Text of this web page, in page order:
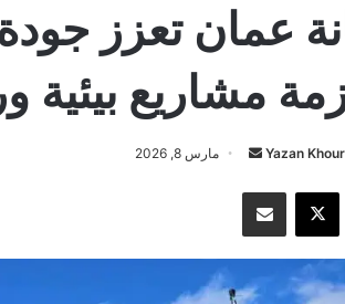
عمان تعزز
مشاريع بيئية
Yazan
أرسل مارس 8, 2026
‫X مشاركة عبر البريد